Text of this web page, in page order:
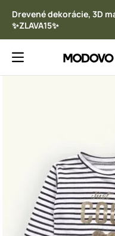
Drevené dekorácie, 3D
✨ZLAVA15✨